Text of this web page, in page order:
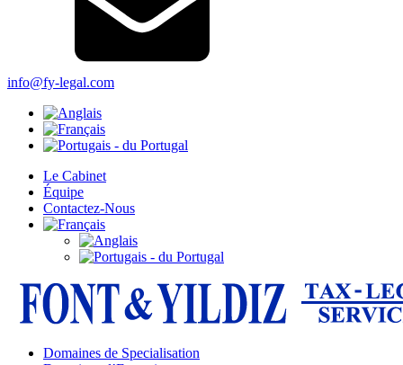
info@fy-legal.com
Le Cabinet
Équipe
Contactez-Nous
Domaines de Specialisation